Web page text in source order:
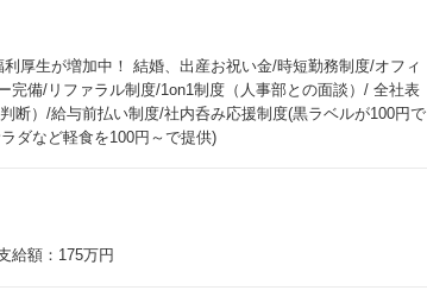
厚生が増加中！ 結婚、出産お祝い金/時短勤務制度/オフィ
備/リファラル制度/1on1制度（人事部との面談）/ 全社表
断）/給与前払い制度/社内呑み応援制度(黒ラベルが100円で
ダなど軽食を100円～で提供)
給額：175万円